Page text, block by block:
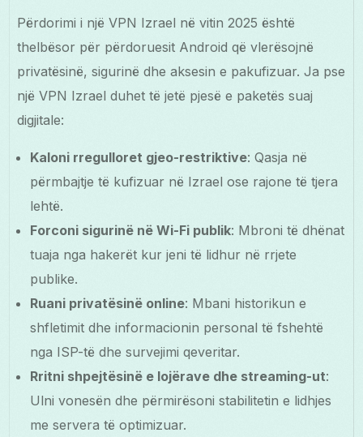
Përdorimi i një VPN Izrael në vitin 2025 është
thelbësor për përdoruesit Android që vlerësojnë
privatësinë, sigurinë dhe aksesin e pakufizuar. Ja pse
një VPN Izrael duhet të jetë pjesë e paketës suaj
digjitale:
Kaloni rregulloret gjeo-restriktive: Qasja në
përmbajtje të kufizuar në Izrael ose rajone të tjera
lehtë.
Forconi sigurinë në Wi-Fi publik: Mbroni të dhënat
tuaja nga hakerët kur jeni të lidhur në rrjete
publike.
Ruani privatësinë online: Mbani historikun e
shfletimit dhe informacionin personal të fshehtë
nga ISP-të dhe survejimi qeveritar.
Rritni shpejtësinë e lojërave dhe streaming-ut:
Ulni vonesën dhe përmirësoni stabilitetin e lidhjes
me servera të optimizuar.